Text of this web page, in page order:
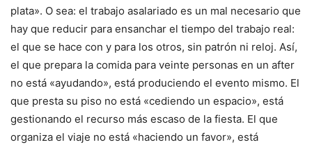
plata». O sea: el trabajo asalariado es un mal necesario que
hay que reducir para ensanchar el tiempo del trabajo real:
el que se hace con y para los otros, sin patrón ni reloj. Así,
el que prepara la comida para veinte personas en un after
no está «ayudando», está produciendo el evento mismo. El
que presta su piso no está «cediendo un espacio», está
gestionando el recurso más escaso de la fiesta. El que
organiza el viaje no está «haciendo un favor», está